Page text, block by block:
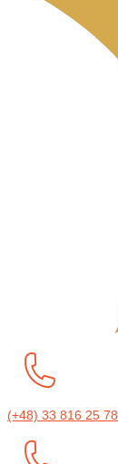
(+48) 33 816 25 78